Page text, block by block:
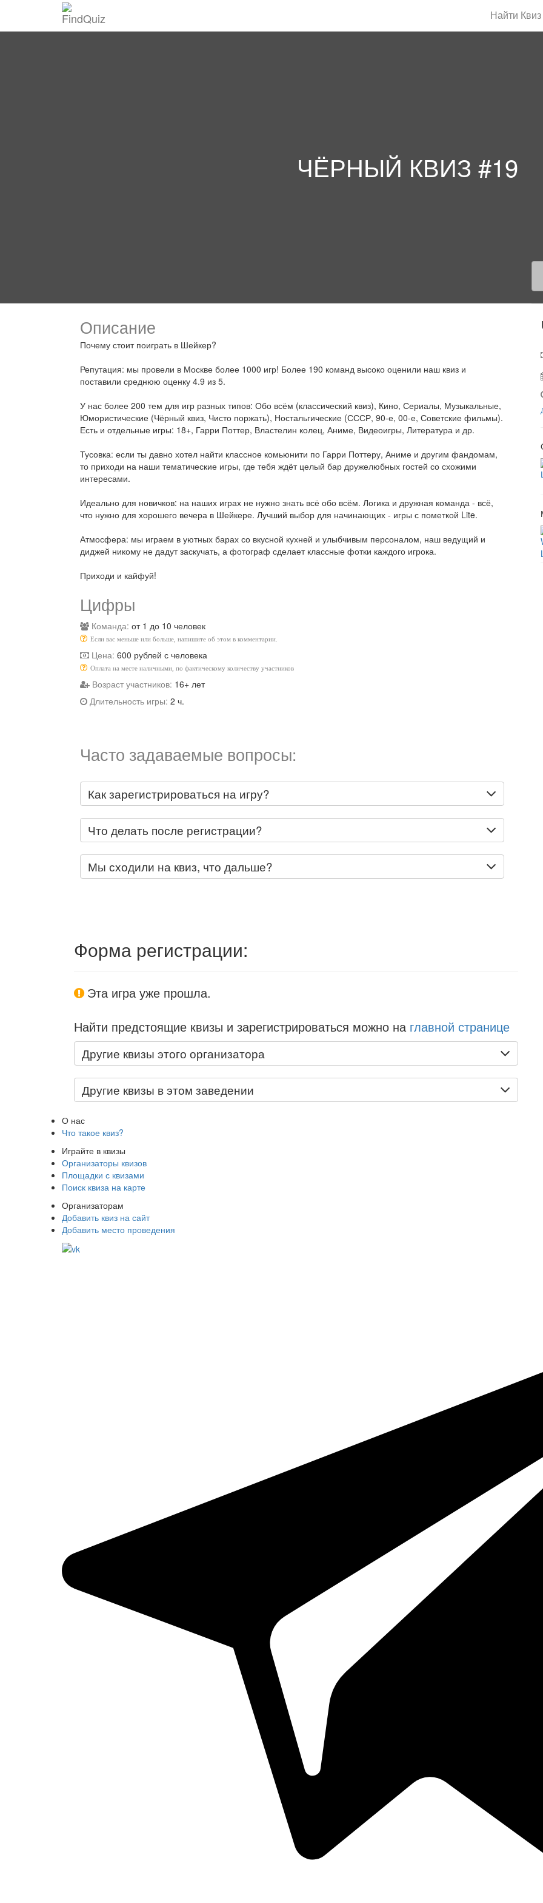
Найти Квиз
ЧЁРНЫЙ КВИЗ #19
Описание
Почему стоит поиграть в Шейкер?
Репутация: мы провели в Москве более 1000 игр! Более 190 команд высоко оценили наш квиз и
поставили среднюю оценку 4.9 из 5.
У нас более 200 тем для игр разных типов: Обо всём (классический квиз), Кино, Сериалы, Музыкальные,
Юмористические (Чёрный квиз, Чисто поржать), Ностальгические (СССР, 90-е, 00-е, Советские фильмы).
Есть и отдельные игры: 18+, Гарри Поттер, Властелин колец, Аниме, Видеоигры, Литература и др.
Тусовка: если ты давно хотел найти классное комьюнити по Гарри Поттеру, Аниме и другим фандомам,
то приходи на наши тематические игры, где тебя ждёт целый бар дружелюбных гостей со схожими
интересами.
Идеально для новичков: на наших играх не нужно знать всё обо всём. Логика и дружная команда - всё,
что нужно для хорошего вечера в Шейкере. Лучший выбор для начинающих - игры с пометкой Lite.
Атмосфера: мы играем в уютных барах со вкусной кухней и улыбчивым персоналом, наш ведущий и
диджей никому не дадут заскучать, а фотограф сделает классные фотки каждого игрока.
Приходи и кайфуй!
Цифры
Команда: от 1 до 10 человек
Если вас меньше или больше, напишите об этом в комментарии.
Цена: 600 рублей с человека
Оплата на месте наличными, по фактическому количеству участников
Возраст участников: 16+ лет
Длительность игры: 2 ч.
Часто задаваемые вопросы:
Как зарегистрироваться на игру?
Что делать после регистрации?
Мы сходили на квиз, что дальше?
Форма регистрации:
Эта игра уже прошла.
Найти предстоящие квизы и зарегистрироваться можно на главной странице
Другие квизы этого организатора
Другие квизы в этом заведении
О нас
Что такое квиз?
Играйте в квизы
Организаторы квизов
Площадки с квизами
Поиск квиза на карте
Организаторам
Добавить квиз на сайт
Добавить место проведения